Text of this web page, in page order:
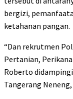
bergizi,
ketahanan pangan.
“Dan rekrutmen
Pertanian,
Roberto
Tangerang